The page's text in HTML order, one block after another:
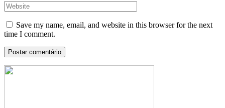
Save my name, email, and website in this browser for the next
time I comment.